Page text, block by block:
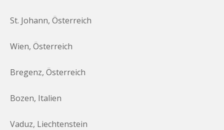
St. Johann, Österreich
Wien, Österreich
Bregenz, Österreich
Bozen, Italien
Vaduz, Liechtenstein